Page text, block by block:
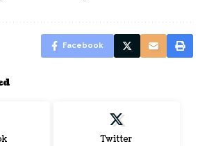
Facebook
Twitter